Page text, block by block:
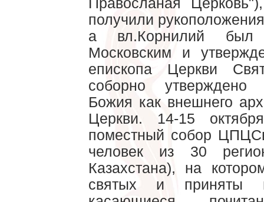
Правосланая
получили
а вл.Корнилий был
Московским и
епископа Церкви
соборно утверждено
Божия как внешнего
Церкви. 14-15
поместный собор
человек из 30
Казахстана), на
святых и приняты